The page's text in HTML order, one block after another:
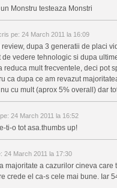
Monstru testeaza Monstri
pe: 24 March 2011 la 16:09
dupa 3 generatii de placi
de vedere tehnologic si dupa
reduca mult frecventele, deci pot
ca dupa ce am revazut
cu mult (aprox 5% overall) dar
24 March 2011 la 16:52
ti-o tot asa.thumbs up!
24 March 2011 la 17:30
majoritate a cazurilor cineva
crede el ca-s cele mai bune. Iar